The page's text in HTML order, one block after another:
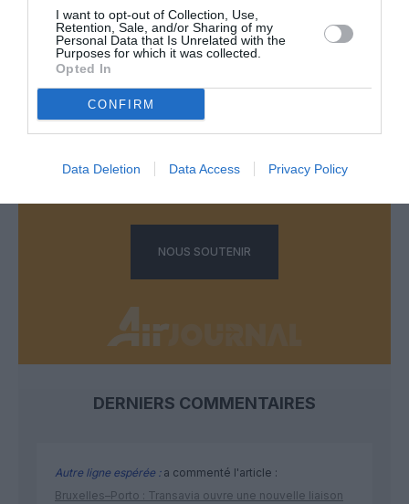
I want to opt-out of Collection, Use,
Retention, Sale, and/or Sharing of my
Personal Data that Is Unrelated with the
Purposes for which it was collected.
Opted In
CONFIRM
Data Deletion Data Access Privacy Policy
LAISSER UN COMMENTAIRE
FAIRE UN DON
Appel aux lecteurs !
Soutenez Air Journal participez
à son
NOUS SOUTENIR
DERNIERS COMMENTAIRES
Autre ligne espérée :a commenté l'article :
Bruxelles–Porto : Transavia ouvre une nouvelle liaison